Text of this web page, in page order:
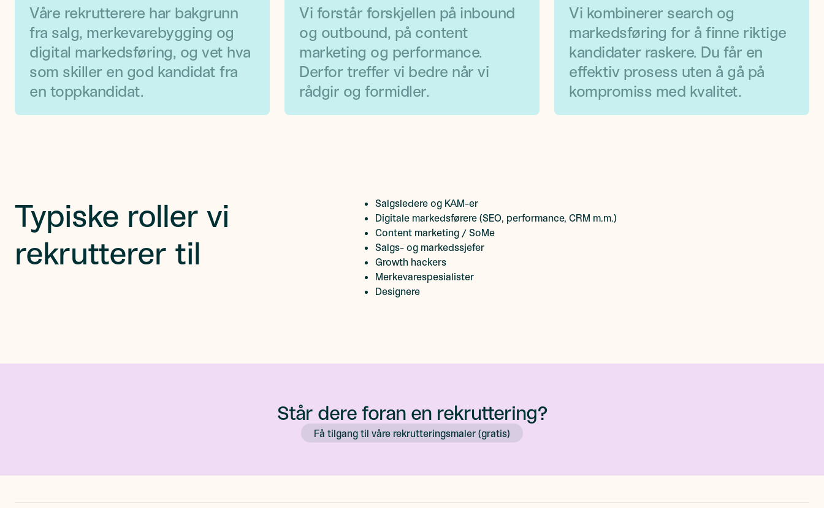
Våre rekrutterere har bakgrunn
fra salg, merkevarebygging og
digital markedsføring, og vet hva
som skiller en god kandidat fra
en toppkandidat.
Vi forstår forskjellen på inbound
og outbound, på content
marketing og performance.
Derfor treffer vi bedre når vi
rådgir og formidler.
Vi kombinerer search og
markedsføring for å finne riktige
kandidater raskere. Du får en
effektiv prosess uten å gå på
kompromiss med kvalitet.
Typiske roller vi
rekrutterer til
Salgsledere og KAM-er
Digitale markedsførere (SEO, performance, CRM m.m.)
Content marketing / SoMe
Salgs- og markedssjefer
Growth hackers
Merkevarespesialister
Designere
Står dere foran en rekruttering?
Få tilgang til våre rekrutteringsmaler (gratis)